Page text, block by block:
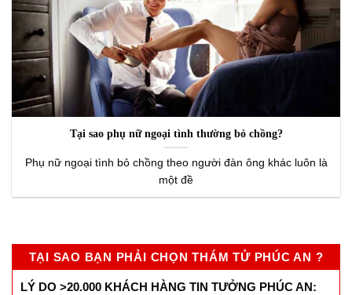
Tại sao phụ nữ ngoại tình thường bỏ chồng?
Phụ nữ ngoại tình bỏ chồng theo người đàn ông khác luôn là
một đề
TẠI SAO BẠN PHẢI CHỌN THÁM TỬ PHÚC AN ?
LÝ DO >20.000 KHÁCH HÀNG TIN TƯỞNG PHÚC AN: